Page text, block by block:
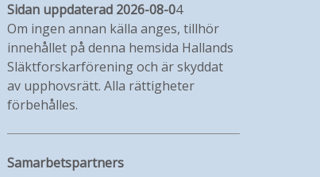
Sidan uppdaterad 2026-08-04
Om ingen annan källa anges, tillhör
innehållet på denna hemsida Hallands
Släktforskarförening och är skyddat
av upphovsrätt. Alla rättigheter
förbehålles.
Samarbetspartners